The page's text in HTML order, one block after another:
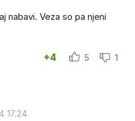
nabavi. Veza so pa njeni
+4 5 1
17.24